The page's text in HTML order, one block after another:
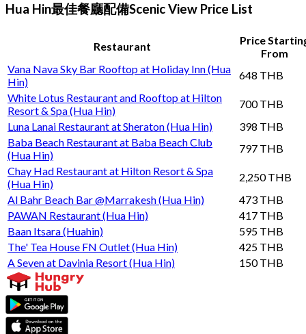
Hua Hin最佳餐廳配備Scenic View Price List
Restaurant
Price
From
Vana Nava Sky Bar Rooftop at Holiday Inn (Hua
Hin)
648 THB
White Lotus Restaurant and Rooftop at Hilton
Resort & Spa (Hua Hin)
700 THB
Luna Lanai Restaurant at Sheraton (Hua Hin)
398 THB
Baba Beach Restaurant at Baba Beach Club
(Hua Hin)
797 THB
Chay Had Restaurant at Hilton Resort & Spa
(Hua Hin)
2,250 THB
Al Bahr Beach Bar @Marrakesh (Hua Hin)
473 THB
PAWAN Restaurant (Hua Hin)
417 THB
Baan Itsara (Huahin)
595 THB
The' Tea House FN Outlet (Hua Hin)
425 THB
A Seven at Davinia Resort (Hua Hin)
150 THB